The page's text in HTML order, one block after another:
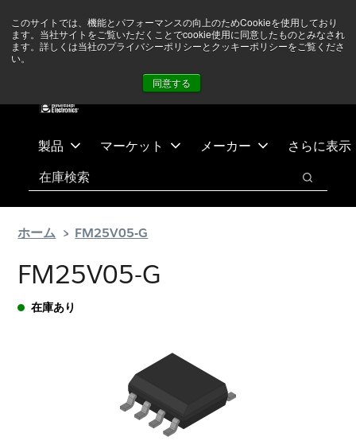
このサイトでは、機能とパフォーマンスの向上のためCookieを使用しており
ます。当社サイトをご覧いただくことでcookie使用に同意したものとみなされ
ます。詳しくは当社のプライバシーポリシーとクッキーポリシーをご覧くださ
い。
同意する
テ
ス
ありません 詳しい情報はこちら➜
製品 マーケット メーカー さらに表示
検索
検索
ホーム FM25V05-G
FM25V05-G
在庫あり